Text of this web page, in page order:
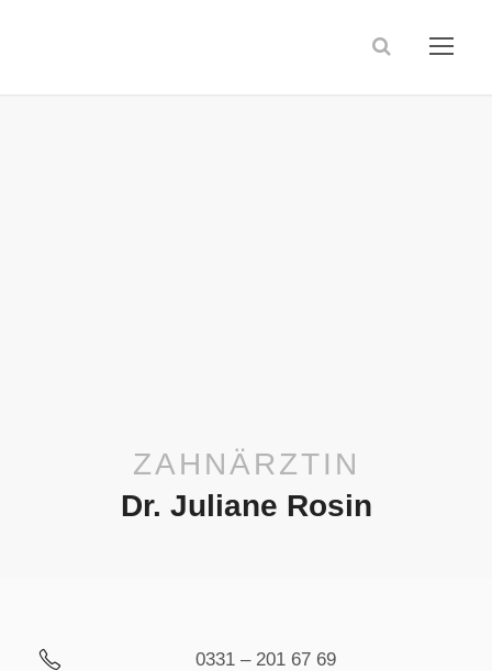
ZAHNÄRZTIN
Dr. Juliane Rosin
0331 – 201 67 69